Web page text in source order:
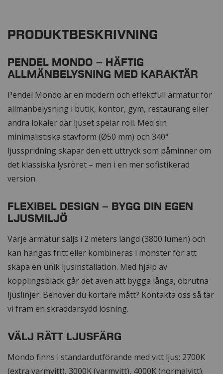
PRODUKTBESKRIVNING
PENDEL MONDO – HÄFTIG
ALLMÄNBELYSNING MED KARAKTÄR
Pendel Mondo är en modern och effektfull armatur för
allmänbelysning i butik, kontor, gym, restaurang eller
andra lokaler där ljuset spelar roll. Med sin
minimalistiska stavform (Ø50 mm) och 340°
ljusspridning skapar den ett uttryck som påminner om
det klassiska lysröret – men i en mer sofistikerad
version.
FLEXIBEL DESIGN – BYGG DIN EGEN
LJUSMILJÖ
Varje armatur säljs i 2 meters längd (3800 lumen) och
kan hängas fritt eller kombineras i mönster för att
skapa en unik ljusinstallation. Med hjälp av
kopplingsbläck går det även att bygga långa, obrutna
ljuslinjer. Behöver du kortare mått? Kontakta oss så tar
vi fram en skräddarsydd lösning.
VÄLJ RÄTT LJUSFÄRG
Mondo finns i standardutförande med vitt ljus: 2700K
(extra varmvitt), 3000K (varmvitt), 4000K (normalvitt).